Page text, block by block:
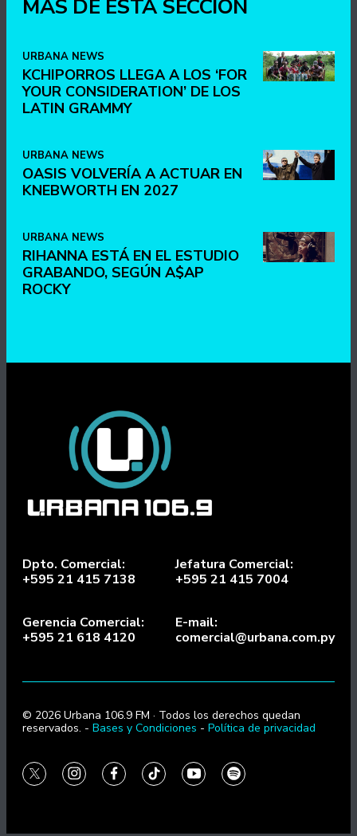
MÁS DE ESTA SECCIÓN
URBANA NEWS
KCHIPORROS LLEGA A LOS ‘FOR
YOUR CONSIDERATION’ DE LOS
LATIN GRAMMY
URBANA NEWS
OASIS VOLVERÍA A ACTUAR EN
KNEBWORTH EN 2027
URBANA NEWS
RIHANNA ESTÁ EN EL ESTUDIO
GRABANDO, SEGÚN A$AP
ROCKY
Dpto. Comercial:
+595 21 415 7138
Jefatura Comercial:
+595 21 415 7004
Gerencia Comercial:
+595 21 618 4120
E-mail:
comercial@urbana.com.py
© 2026 Urbana 106.9 FM · Todos los derechos quedan
reservados. - Bases y Condiciones - Política de privacidad
twitterinstagramfacebooktiktokyoutubespotify